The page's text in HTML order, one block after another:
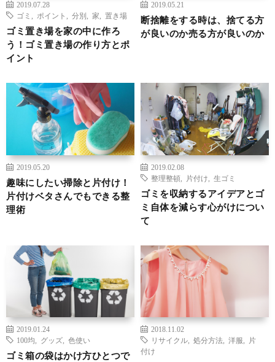
2019.07.28
ゴミ
ポイント 分別 家 置き場
ゴミ置き場を家の中に作ろ
う！ゴミ置き場の作り方とポ
イント
2019.05.21
断捨離をする時は、捨てる方
が良いのか売る方が良いのか
2019.05.20
趣味にしたい掃除と片付け！
片付けベタさんでもできる整
理術
2019.02.08
整理整頓
片付け 生ゴミ
ゴミを収納するアイデアとゴ
ミ自体を減らす心がけについ
て
2019.01.24
100均
グッズ 色使い
ゴミ箱の袋はかけ方ひとつで
2018.11.02
リサイクル
処分方法 洋服
片
付け